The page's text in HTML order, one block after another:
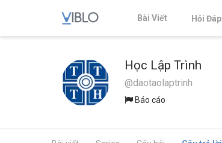
Bài Viết Hỏi Đáp
Học Lập Trình
@daotaolaptrinh
Báo cáo